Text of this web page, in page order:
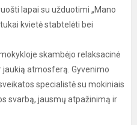
lapai su užduotimi „Mano
kvietė stabtelėti bei
skambėjo relaksacinė
atmosferą. Gyvenimo
specialistė su mokiniais
svarbą, jausmų atpažinimą ir